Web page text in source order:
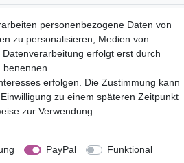
Service
Versandkosten
Widerrufs­recht
2026 | Alle Rechte vorbehalten.
personenbezogene Daten von
zu personalisieren, Medien von
erfolgt erst durch
erfolgen. Die Zustimmung kann
zu einem späteren Zeitpunkt
zur Verwendung
PayPal
Funktional